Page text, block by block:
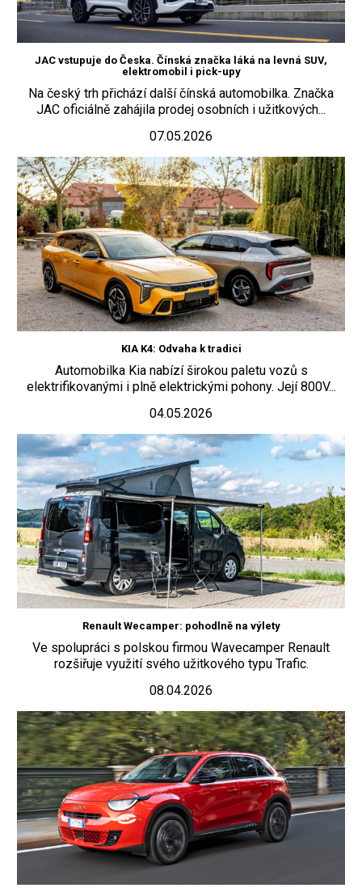
JAC vstupuje do Česka. Čínská značka láká na levná SUV,
elektromobil i pick-upy
Na český trh přichází další čínská automobilka. Značka
JAC oficiálně zahájila prodej osobních i užitkových...
07.05.2026
KIA K4: Odvaha k tradici
Automobilka Kia nabízí širokou paletu vozů s
elektrifikovanými i plně elektrickými pohony. Její 800V...
04.05.2026
Renault Wecamper: pohodlně na výlety
Ve spolupráci s polskou firmou Wavecamper Renault
rozšiřuje využití svého užitkového typu Trafic.
08.04.2026